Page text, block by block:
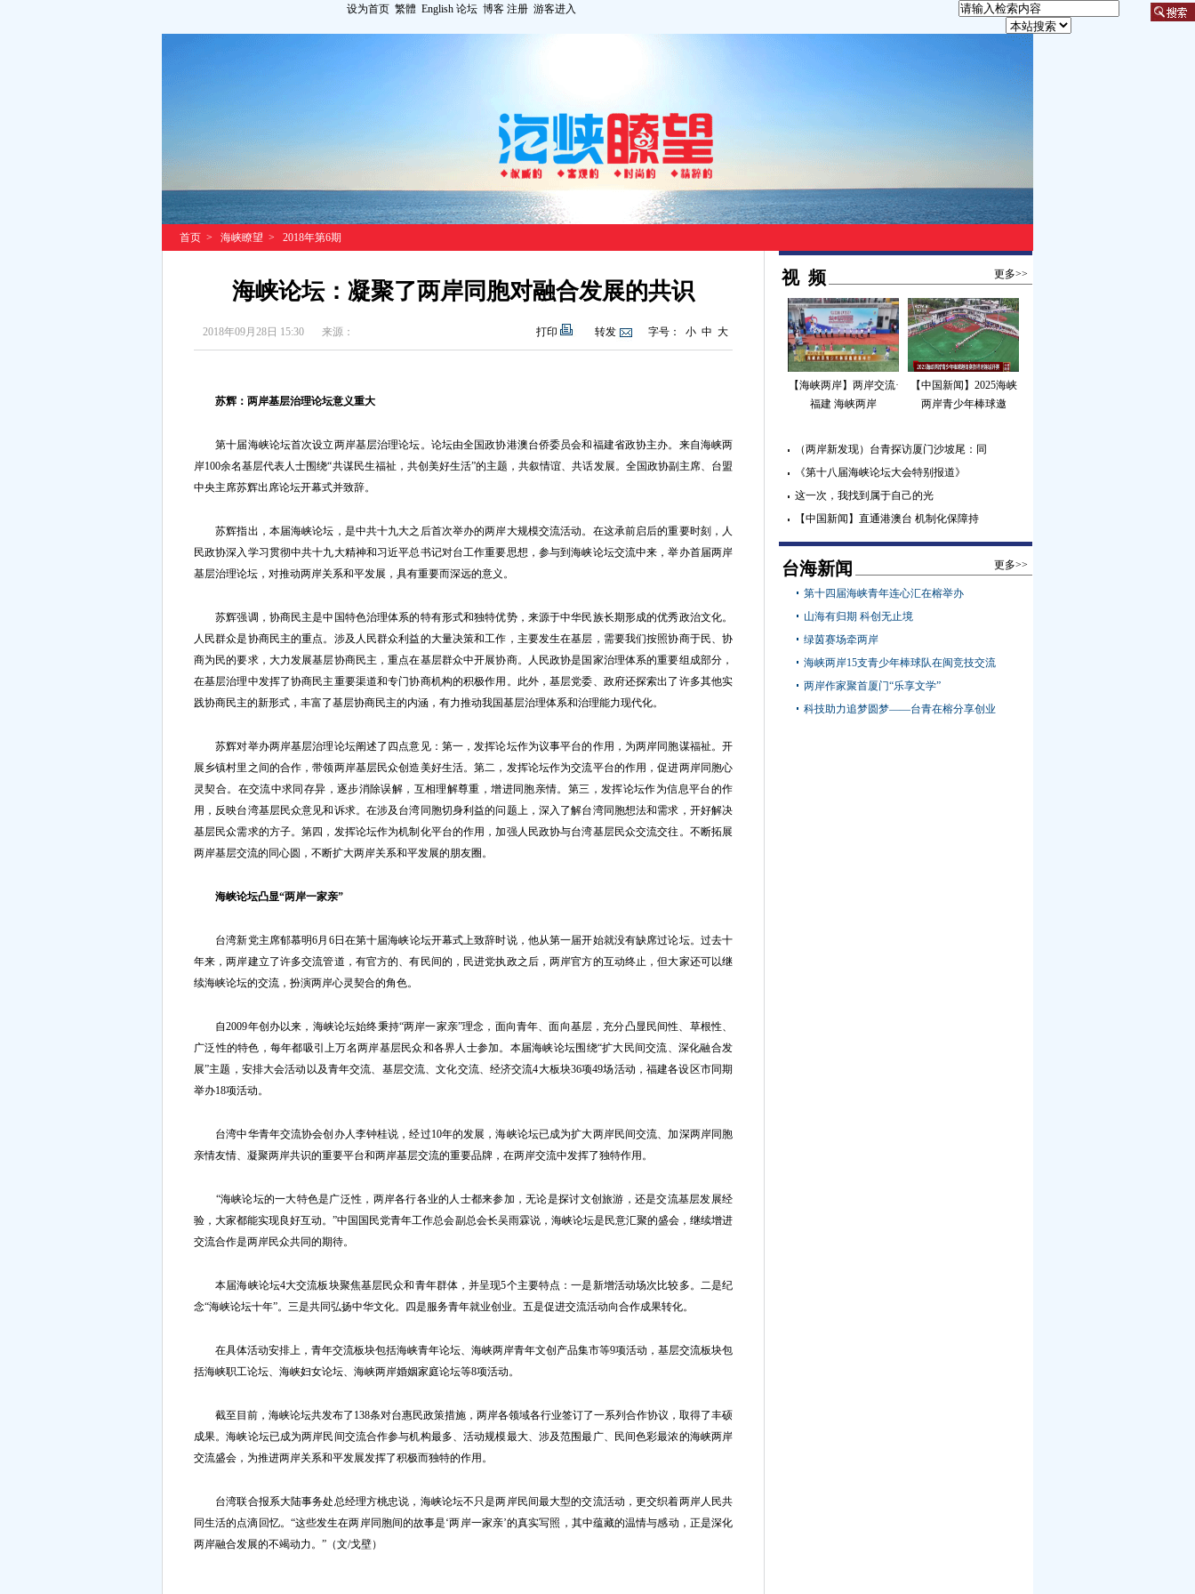
设为首页 繁體 English 论坛 博客 注册 游客进入
首页 > 海峡瞭望 > 2018年第6期
海峡论坛：凝聚了两岸同胞对融合发展的共识
2018年09月28日 15:30 来源： 字号： 小 中 大
转发
打印
苏辉：两岸基层治理论坛意义重大
第十届海峡论坛首次设立两岸基层治理论坛。论坛由全国政协港澳台侨委员会和福建省政协主办。来自海峡两
岸100余名基层代表人士围绕“共谋民生福祉，共创美好生活”的主题，共叙情谊、共话发展。全国政协副主席、台盟
中央主席苏辉出席论坛开幕式并致辞。
苏辉指出，本届海峡论坛，是中共十九大之后首次举办的两岸大规模交流活动。在这承前启后的重要时刻，人
民政协深入学习贯彻中共十九大精神和习近平总书记对台工作重要思想，参与到海峡论坛交流中来，举办首届两岸
基层治理论坛，对推动两岸关系和平发展，具有重要而深远的意义。
苏辉强调，协商民主是中国特色治理体系的特有形式和独特优势，来源于中华民族长期形成的优秀政治文化。
人民群众是协商民主的重点。涉及人民群众利益的大量决策和工作，主要发生在基层，需要我们按照协商于民、协
商为民的要求，大力发展基层协商民主，重点在基层群众中开展协商。人民政协是国家治理体系的重要组成部分，
在基层治理中发挥了协商民主重要渠道和专门协商机构的积极作用。此外，基层党委、政府还探索出了许多其他实
践协商民主的新形式，丰富了基层协商民主的内涵，有力推动我国基层治理体系和治理能力现代化。
苏辉对举办两岸基层治理论坛阐述了四点意见：第一，发挥论坛作为议事平台的作用，为两岸同胞谋福祉。开
展乡镇村里之间的合作，带领两岸基层民众创造美好生活。第二，发挥论坛作为交流平台的作用，促进两岸同胞心
灵契合。在交流中求同存异，逐步消除误解，互相理解尊重，增进同胞亲情。第三，发挥论坛作为信息平台的作
用，反映台湾基层民众意见和诉求。在涉及台湾同胞切身利益的问题上，深入了解台湾同胞想法和需求，开好解决
基层民众需求的方子。第四，发挥论坛作为机制化平台的作用，加强人民政协与台湾基层民众交流交往。不断拓展
两岸基层交流的同心圆，不断扩大两岸关系和平发展的朋友圈。
海峡论坛凸显“两岸一家亲”
台湾新党主席郁慕明6月6日在第十届海峡论坛开幕式上致辞时说，他从第一届开始就没有缺席过论坛。过去十
年来，两岸建立了许多交流管道，有官方的、有民间的，民进党执政之后，两岸官方的互动终止，但大家还可以继
续海峡论坛的交流，扮演两岸心灵契合的角色。
自2009年创办以来，海峡论坛始终秉持“两岸一家亲”理念，面向青年、面向基层，充分凸显民间性、草根性、
广泛性的特色，每年都吸引上万名两岸基层民众和各界人士参加。本届海峡论坛围绕“扩大民间交流、深化融合发
展”主题，安排大会活动以及青年交流、基层交流、文化交流、经济交流4大板块36项49场活动，福建各设区市同期
举办18项活动。
台湾中华青年交流协会创办人李钟桂说，经过10年的发展，海峡论坛已成为扩大两岸民间交流、加深两岸同胞
亲情友情、凝聚两岸共识的重要平台和两岸基层交流的重要品牌，在两岸交流中发挥了独特作用。
“海峡论坛的一大特色是广泛性，两岸各行各业的人士都来参加，无论是探讨文创旅游，还是交流基层发展经
验，大家都能实现良好互动。”中国国民党青年工作总会副总会长吴雨霖说，海峡论坛是民意汇聚的盛会，继续增进
交流合作是两岸民众共同的期待。
本届海峡论坛4大交流板块聚焦基层民众和青年群体，并呈现5个主要特点：一是新增活动场次比较多。二是纪
念“海峡论坛十年”。三是共同弘扬中华文化。四是服务青年就业创业。五是促进交流活动向合作成果转化。
在具体活动安排上，青年交流板块包括海峡青年论坛、海峡两岸青年文创产品集市等9项活动，基层交流板块包
括海峡职工论坛、海峡妇女论坛、海峡两岸婚姻家庭论坛等8项活动。
截至目前，海峡论坛共发布了138条对台惠民政策措施，两岸各领域各行业签订了一系列合作协议，取得了丰硕
成果。海峡论坛已成为两岸民间交流合作参与机构最多、活动规模最大、涉及范围最广、民间色彩最浓的海峡两岸
交流盛会，为推进两岸关系和平发展发挥了积极而独特的作用。
台湾联合报系大陆事务处总经理方桃忠说，海峡论坛不只是两岸民间最大型的交流活动，更交织着两岸人民共
同生活的点滴回忆。“这些发生在两岸同胞间的故事是‘两岸一家亲’的真实写照，其中蕴藏的温情与感动，正是深化
两岸融合发展的不竭动力。”（文/戈壁）
视 频 更多>>
【海峡两岸】两岸交流·
福建 海峡两岸
【中国新闻】2025海峡
两岸青少年棒球邀
（两岸新发现）台青探访厦门沙坡尾：同
《第十八届海峡论坛大会特别报道》
这一次，我找到属于自己的光
【中国新闻】直通港澳台 机制化保障持
台海新闻 更多>>
第十四届海峡青年连心汇在榕举办
山海有归期 科创无止境
绿茵赛场牵两岸
海峡两岸15支青少年棒球队在闽竞技交流
两岸作家聚首厦门“乐享文学”
科技助力追梦圆梦——台青在榕分享创业